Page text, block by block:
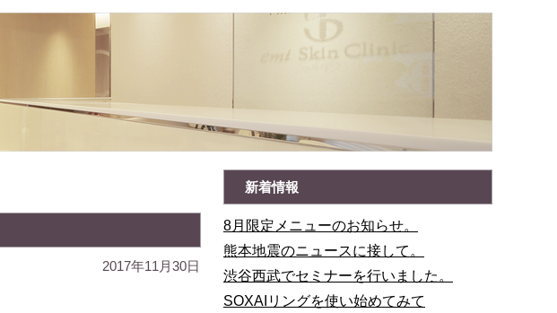
2017年11月30日
新着情報
8月限定メニューのお知らせ。
熊本地震のニュースに接して。
渋谷西武でセミナーを行いました。
SOXAIリングを使い始めてみて